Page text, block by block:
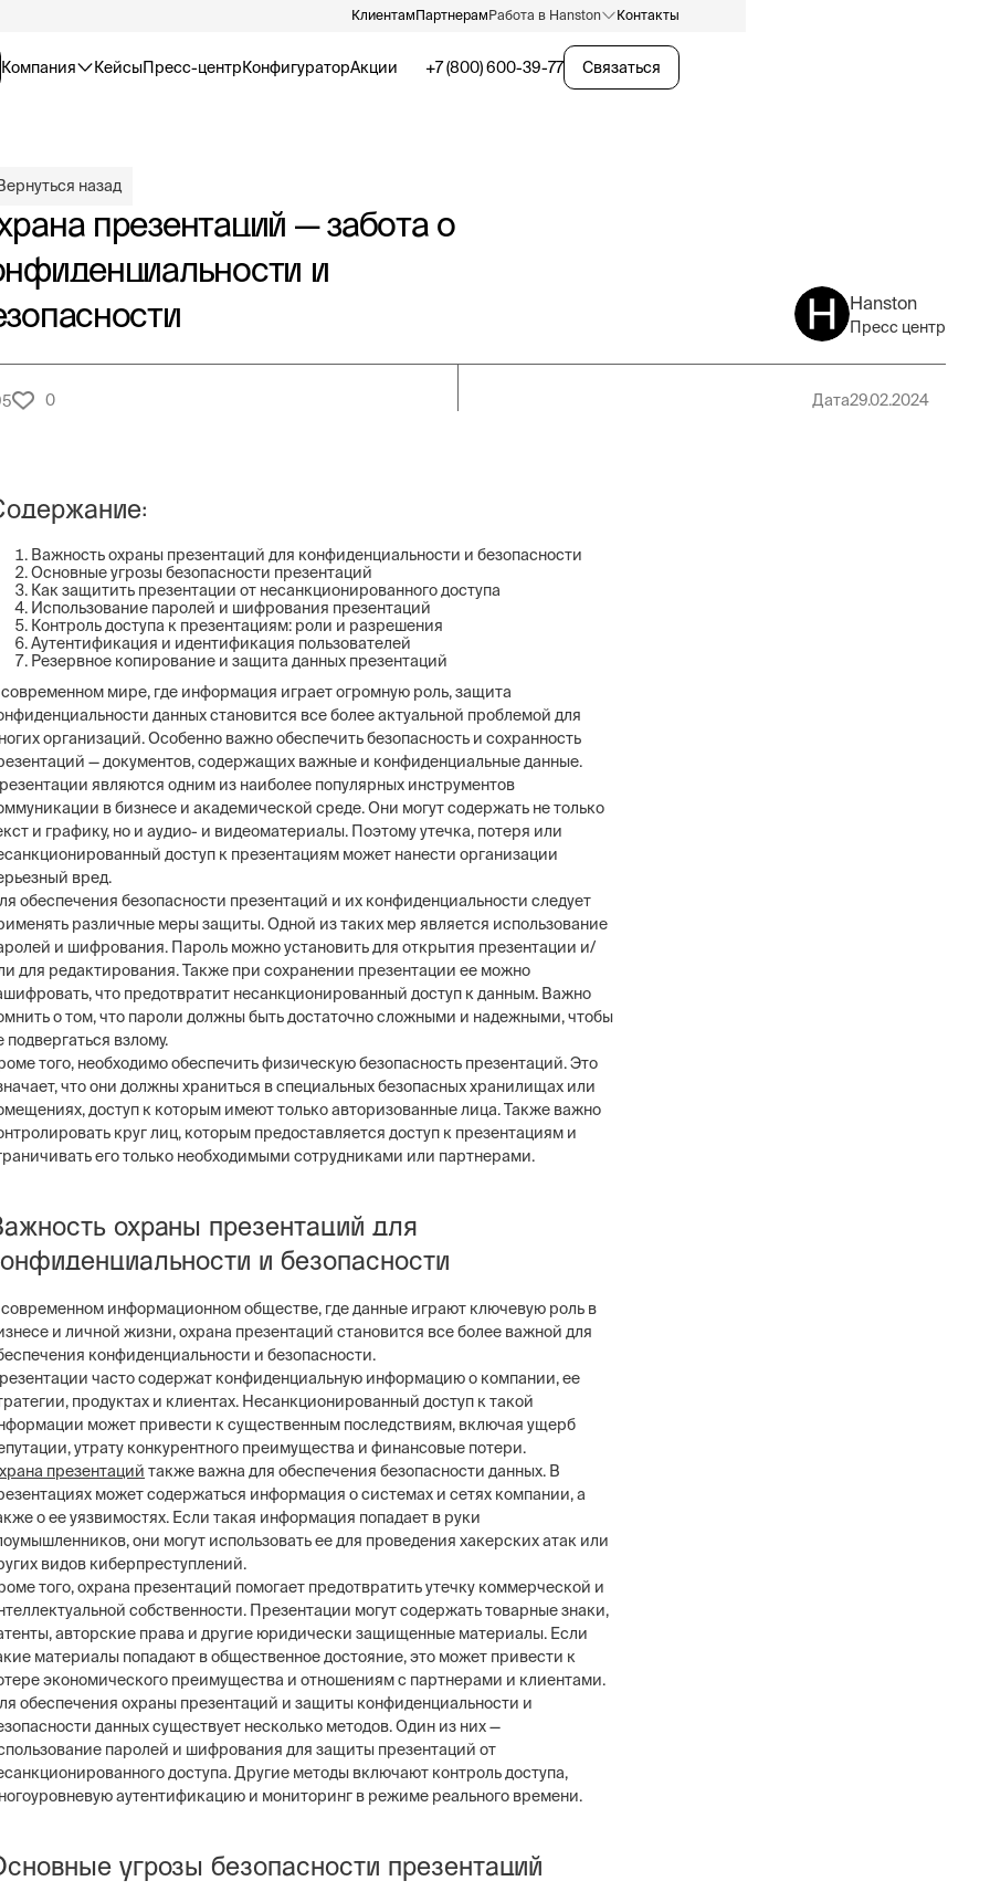
Компания КейсыПресс-центрКонфигураторАкции
КлиентамПартнерамРабота в Hanston Контакты
+7 (800) 600-39-77 Связаться
системы безопасности бизнеса –
видеонаблюдение, СКУД,
Постовая охрана объектов
типов постов, 3 категории охранников,
назад
презентаций — забота о
и
Hanston
Пресс центр
0 Дата29.02.2024
Важность охраны презентаций для конфиденциальности и безопасности
Основные угрозы безопасности презентаций
Как защитить презентации от несанкционированного доступа
Использование паролей и шифрования презентаций
Контроль доступа к презентациям: роли и разрешения
Аутентификация и идентификация пользователей
Резервное копирование и защита данных презентаций
мире, где информация играет огромную роль, защита
данных становится все более актуальной проблемой для
организаций. Особенно важно обеспечить безопасность и сохранность
— документов, содержащих важные и конфиденциальные данные.
являются одним из наиболее популярных инструментов
в бизнесе и академической среде. Они могут содержать не только
и графику, но и аудио- и видеоматериалы. Поэтому утечка, потеря или
доступ к презентациям может нанести организации
вред.
обеспечения безопасности презентаций и их конфиденциальности следует
различные меры защиты. Одной из таких мер является использование
и шифрования. Пароль можно установить для открытия презентации и/
для редактирования. Также при сохранении презентации ее можно
что предотвратит несанкционированный доступ к данным. Важно
о том, что пароли должны быть достаточно сложными и надежными, чтобы
подвергаться взлому.
того, необходимо обеспечить физическую безопасность презентаций. Это
что они должны храниться в специальных безопасных хранилищах или
доступ к которым имеют только авторизованные лица. Также важно
круг лиц, которым предоставляется доступ к презентациям и
его только необходимыми сотрудниками или партнерами.
охраны презентаций для
и безопасности
информационном обществе, где данные играют ключевую роль в
и личной жизни, охрана презентаций становится все более важной для
конфиденциальности и безопасности.
часто содержат конфиденциальную информацию о компании, ее
продуктах и клиентах. Несанкционированный доступ к такой
может привести к существенным последствиям, включая ущерб
утрату конкурентного преимущества и финансовые потери.
презентаций также важна для обеспечения безопасности данных. В
может содержаться информация о системах и сетях компании, а
о ее уязвимостях. Если такая информация попадает в руки
они могут использовать ее для проведения хакерских атак или
видов киберпреступлений.
того, охрана презентаций помогает предотвратить утечку коммерческой и
собственности. Презентации могут содержать товарные знаки,
авторские права и другие юридически защищенные материалы. Если
материалы попадают в общественное достояние, это может привести к
экономического преимущества и отношениям с партнерами и клиентами.
обеспечения охраны презентаций и защиты конфиденциальности и
данных существует несколько методов. Один из них —
паролей и шифрования для защиты презентаций от
доступа. Другие методы включают контроль доступа,
аутентификацию и мониторинг в режиме реального времени.
угрозы безопасности презентаций